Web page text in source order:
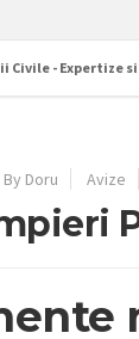
Civile - Expertize
By Doru Avize